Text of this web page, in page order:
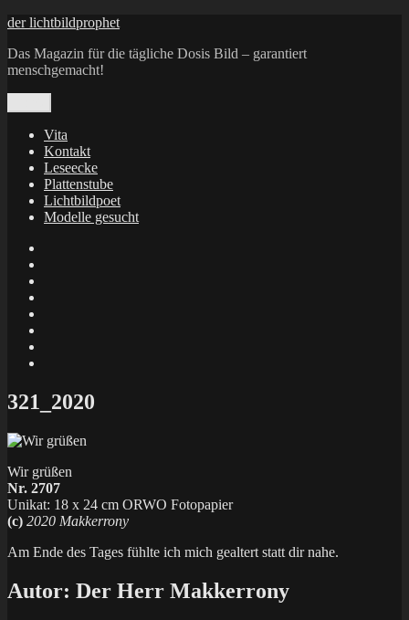
Zum
springen
der lichtbildprophet
Das Magazin für die tägliche Dosis Bild – garantiert
menschgemacht!
Vita
Kontakt
Leseecke
Plattenstube
Lichtbildpoet
Modelle gesucht
X
321_2020
Wir grüßen
Nr. 2707
Unikat: 18 x 24 cm ORWO Fotopapier
(c) 2020 Makkerrony
Am Ende des Tages fühlte ich mich gealtert statt dir nahe.
Autor: Der Herr Makkerrony